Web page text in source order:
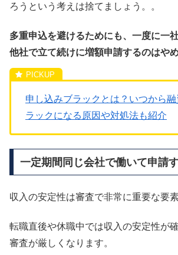
ろうという考えは捨てましょう。。
多重申込を避けるためにも、一度に一
他社で立て続けに増額申請するのはやめ
申し込みブラックとは？いつから
ラックになる原因や対処法も紹介
一定期間同じ会社で働いて申請
収入の安定性は審査で非常に重要な要素
転職直後や休職中では収入の安定性が
審査が厳しくなります。